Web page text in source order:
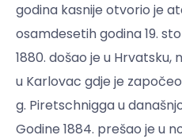
godina kasnije otvorio je
osamdesetih godina 19.
1880. došao je u
u Karlovac gdje je
g. Piretschnigga u
Godine 1884. prešao je u